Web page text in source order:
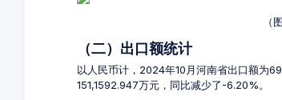
（
（二）出口额统计
以人民币计，2024年10月河南省出口额为
151,1592.947万元，同比减少了-6.20%。